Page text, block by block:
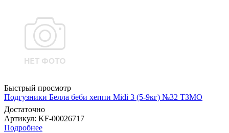
Быстрый просмотр
Подгузники Белла беби хеппи Midi 3 (5-9кг) №32 ТЗМО
Достаточно
Артикул: KF-00026717
Подробнее